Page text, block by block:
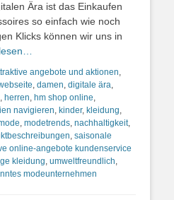
Ära ist das Einkaufen
so einfach wie noch
Klicks können wir uns in
angebote und aktionen,
, damen, digitale ära,
, herren, hm shop online,
navigieren, kinder, kleidung,
, modetrends, nachhaltigkeit,
, saisonale
online-angebote kundenservice
kleidung, umweltfreundlich,
modeunternehmen